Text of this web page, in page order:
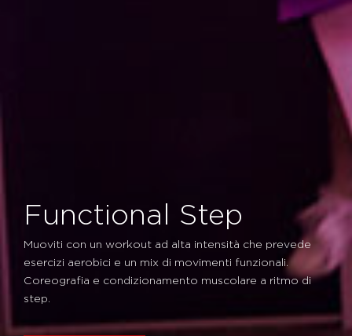
Functional Step
Muoviti con un workout ad alta intensità che prevede
esercizi aerobici e un mix di movimenti funzionali.
Coreografia e condizionamento muscolare a ritmo di
step.